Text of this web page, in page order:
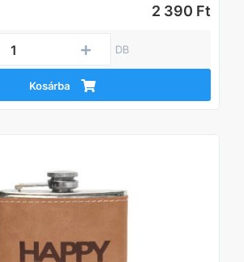
2 390 Ft
DB
Kosárba